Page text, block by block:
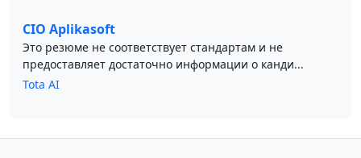
CIO Aplikasoft
Это резюме не соответствует стандартам и не
предоставляет достаточно информации о канди...
Tota AI